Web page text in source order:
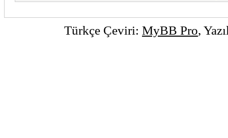
Türkçe Çeviri: MyBB Pro,